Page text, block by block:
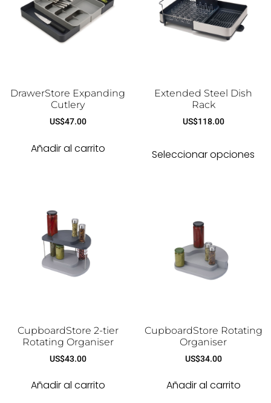
DrawerStore Expanding
Cutlery
US$47.00
Añadir al carrito
Extended Steel Dish
Rack
US$118.00
Seleccionar opciones
CupboardStore 2-tier
Rotating Organiser
US$43.00
Añadir al carrito
CupboardStore Rotating
Organiser
US$34.00
Añadir al carrito